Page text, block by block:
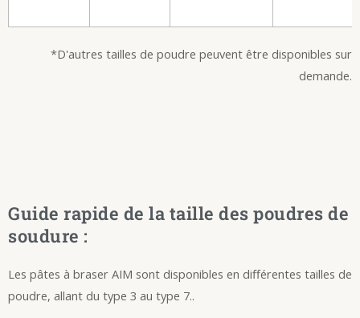
*D'autres tailles de poudre peuvent être disponibles sur
demande.
Guide rapide de la taille des poudres de
soudure :
Les pâtes à braser AIM sont disponibles en différentes tailles de
poudre, allant du type 3 au type 7..